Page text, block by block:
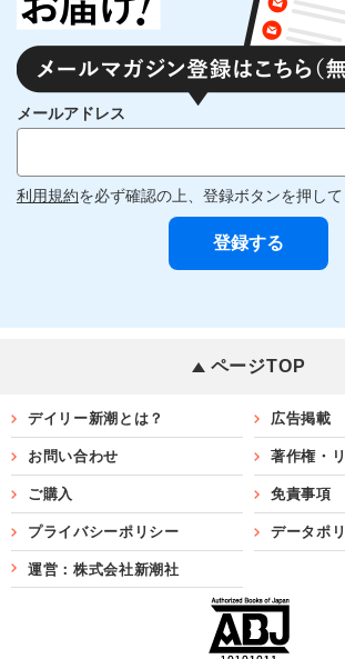
メールアドレス
利用規約を必ず確認の上、登録ボタンを押して
ページTOP
デイリー新潮とは？ 広告掲載
お問い合わせ 著作権・
ご購入 免責事項
プライバシーポリシー データポ
運営：株式会社新潮社